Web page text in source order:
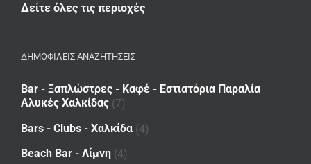
Δείτε όλες τις περιοχές
ΔΗΜΟΦΙΛΕΙΣ ΑΝΑΖΗΤΗΣΕΙΣ
Bar - Ξαπλώστρες - Καφέ - Εστιατόρια Παραλία
Αλυκές Χαλκίδας (7)
Bars - Clubs - Χαλκίδα (4)
Beach Bar - Λίμνη (4)